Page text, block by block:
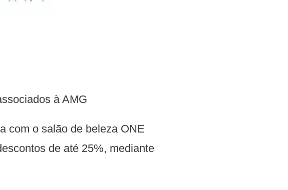
à AMG​
com o salão de beleza ONE
de até 25%, mediante